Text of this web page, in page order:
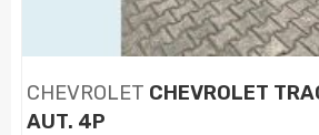
CHEVROLET CHEVROLET
AUT. 4P